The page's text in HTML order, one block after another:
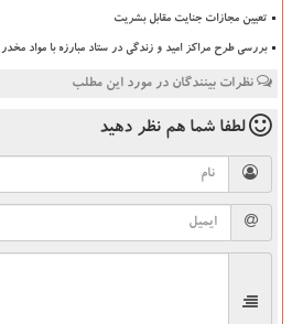
تعیین مجازات جنایت مقابل بشریت
بررسی طرح مراکز امید و زندگی در ستاد مبارزه با مواد مخدر
نظرات بینندگان در مورد این مطلب
لطفا شما هم نظر دهید